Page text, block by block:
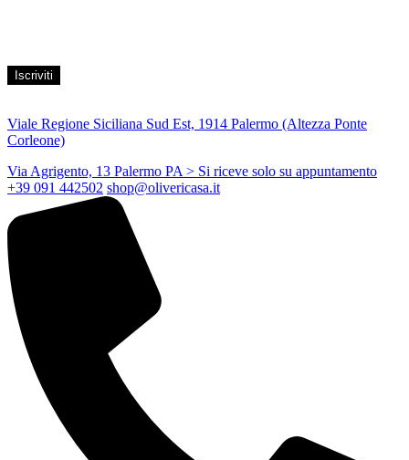
Viale Regione Siciliana Sud Est, 1914 Palermo (Altezza Ponte
Corleone)
Via Agrigento, 13 Palermo PA > Si riceve solo su appuntamento
+39 091 442502 shop@olivericasa.it